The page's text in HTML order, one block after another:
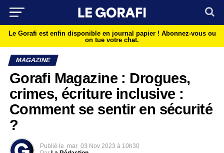
Le Gorafi est enfin disponible en journal papier ! Abonnez-vous ou
on tue votre chat.
MAGAZINE
Gorafi Magazine : Drogues,
crimes, écriture inclusive :
Comment se sentir en sécurité
?
Publié le mar 03 Nov 2023 à 10h30